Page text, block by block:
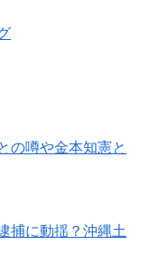
の噂や金本知憲と
捕に動揺？沖縄土